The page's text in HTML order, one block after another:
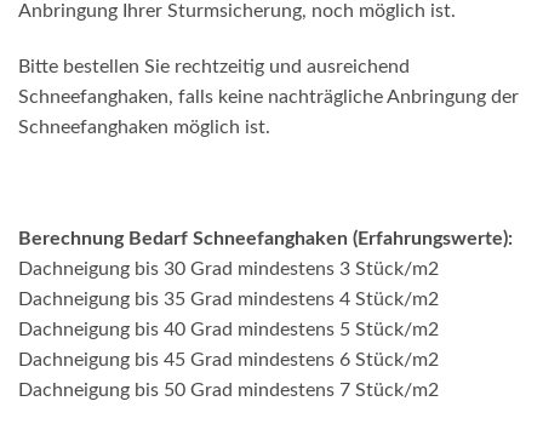
Anbringung Ihrer Sturmsicherung, noch möglich ist.
Bitte bestellen Sie rechtzeitig und ausreichend
Schneefanghaken, falls keine nachträgliche Anbringung der
Schneefanghaken möglich ist.
Berechnung Bedarf Schneefanghaken (Erfahrungswerte):
Dachneigung bis 30 Grad mindestens 3 Stück/m2
Dachneigung bis 35 Grad mindestens 4 Stück/m2
Dachneigung bis 40 Grad mindestens 5 Stück/m2
Dachneigung bis 45 Grad mindestens 6 Stück/m2
Dachneigung bis 50 Grad mindestens 7 Stück/m2